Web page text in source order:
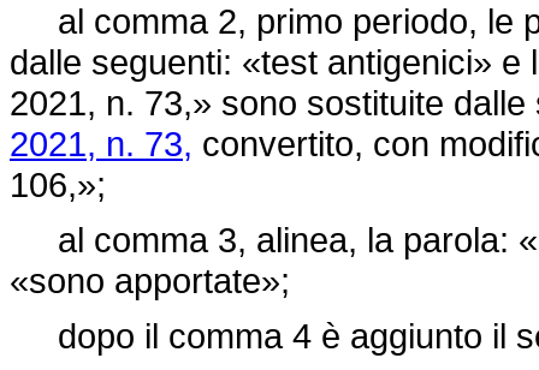
al comma 2, primo periodo, le
dalle seguenti: «test antigenici» e
2021, n. 73,» sono sostituite dalle
2021, n. 73, convertito, con
106,»;
al comma 3, alinea, la parola:
«sono apportate»;
dopo il comma 4 è aggiunto il